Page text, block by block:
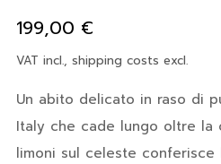
199,00 €
VAT incl., shipping costs excl.
Un abito delicato in raso di
Italy che cade lungo oltre la
limoni sul celeste conferisce